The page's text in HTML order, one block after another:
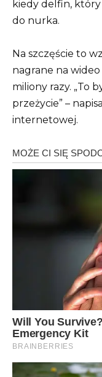
kiedy delfin, który
do nurka.
Na szczęście to
nagrane na
miliony razy. „To
przeżycie” –
internetowej.